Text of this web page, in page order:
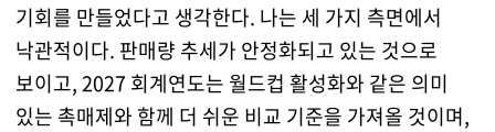
기회를 만들었다고 생각한다. 나는 세 가지 측면에서
낙관적이다. 판매량 추세가 안정화되고 있는 것으로
보이고, 2027 회계연도는 월드컵 활성화와 같은 의미
있는 촉매제와 함께 더 쉬운 비교 기준을 가져올 것이며,